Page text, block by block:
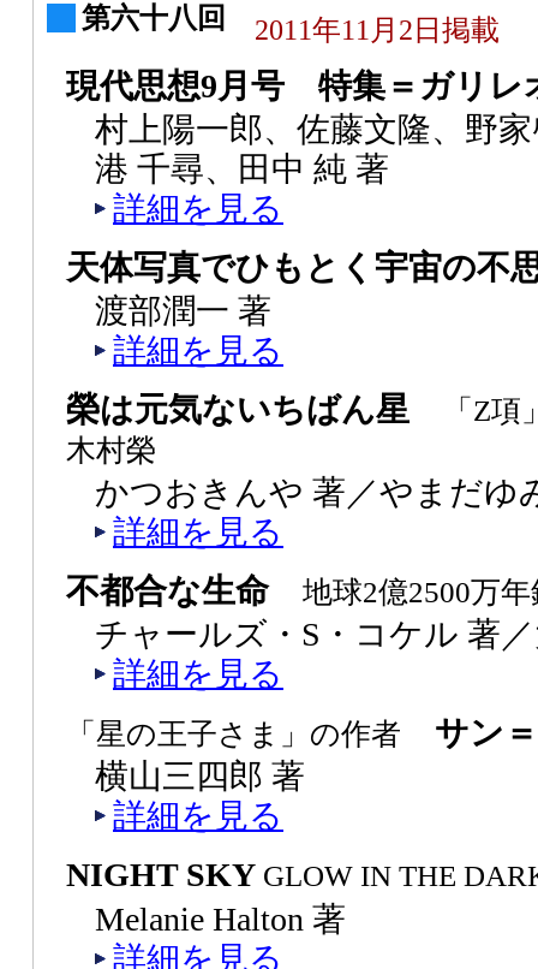
第六十八回 2011年11月2日掲載
現代思想9月号 特集＝ガリレ
村上陽一郎、佐藤文隆、野
港 千尋、田中 純 著
詳細を見る
天体写真でひもとく宇宙の不
渡部潤一 著
詳細を見る
榮は元気ないちばん星
「Z
木村榮
かつおきんや 著／やまだゆ
詳細を見る
不都合な生命 地球2億2500万
チャールズ・S・コケル 著
詳細を見る
「星の王子さま」の作者
サン＝
横山三四郎 著
詳細を見る
NIGHT SKY GLOW IN THE
Melanie Halton 著
詳細を見る